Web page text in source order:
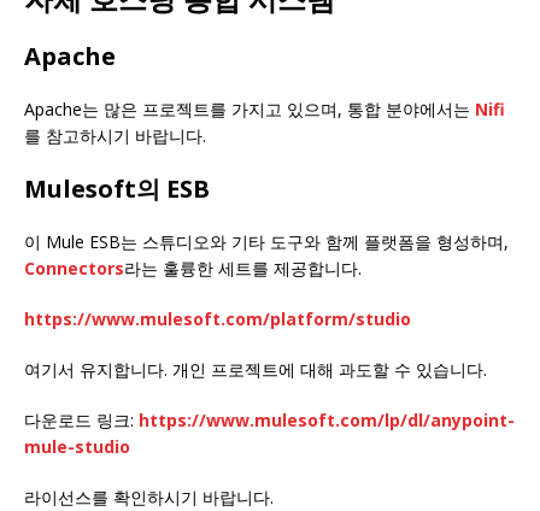
Apache
Apache는 많은 프로젝트를 가지고 있으며, 통합 분야에서는 Nifi
를 참고하시기 바랍니다.
Mulesoft의 ESB
이 Mule ESB는 스튜디오와 기타 도구와 함께 플랫폼을 형성하며,
Connectors라는 훌륭한 세트를 제공합니다.
https://www.mulesoft.com/platform/studio
여기서 유지합니다. 개인 프로젝트에 대해 과도할 수 있습니다.
다운로드 링크: https://www.mulesoft.com/lp/dl/anypoint-
mule-studio
라이선스를 확인하시기 바랍니다.